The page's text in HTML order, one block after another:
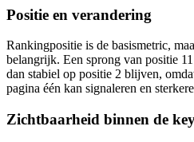
Positie en verandering
Rankingpositie is de basismetric,
belangrijk. Een sprong van positie
dan stabiel op positie 2 blijven,
pagina één kan signaleren en
Zichtbaarheid binnen de